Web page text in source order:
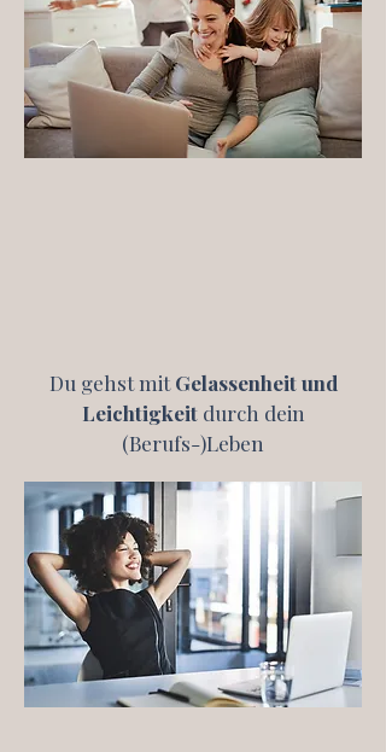
Du gehst mitGelassenheit und
Leichtigkeit durch dein
(Berufs-)Leben